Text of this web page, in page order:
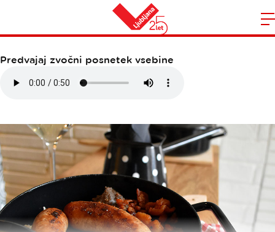
Domov
Predvajaj zvočni posnetek vsebine